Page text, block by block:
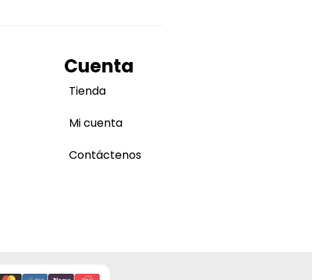
Cuenta
Tienda
Mi cuenta
Contáctenos